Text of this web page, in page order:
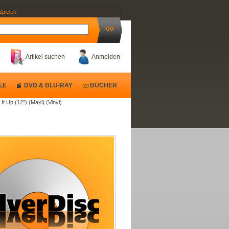
Anmelden
Artikel suchen
Up (12'') (Maxi) (Vinyl)
DVD & BLU-RAY BÜCHER